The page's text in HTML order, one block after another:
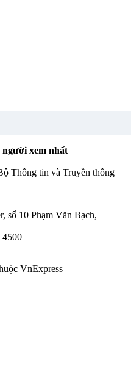
người xem nhất
Thông tin và Truyền thông
số 10 Phạm Văn Bạch,
4500
VnExpress